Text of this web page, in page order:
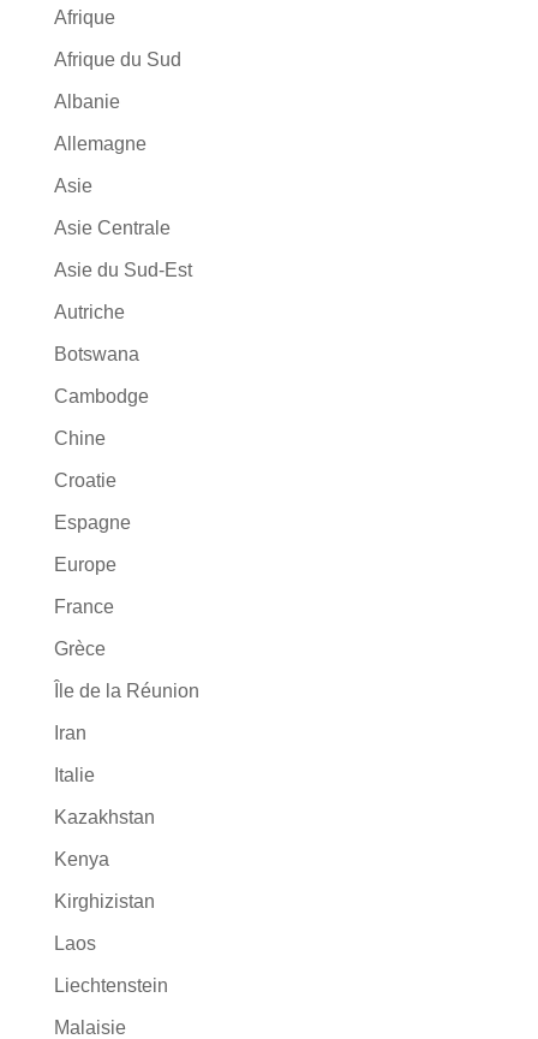
Afrique
Afrique du Sud
Albanie
Allemagne
Asie
Asie Centrale
Asie du Sud-Est
Autriche
Botswana
Cambodge
Chine
Croatie
Espagne
Europe
France
Grèce
Île de la Réunion
Iran
Italie
Kazakhstan
Kenya
Kirghizistan
Laos
Liechtenstein
Malaisie